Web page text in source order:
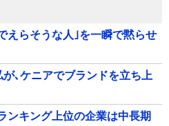
えらそうな人｣を一瞬で黙らせ
､ケニアでブランドを立ち上
ンキング上位の企業は中長期